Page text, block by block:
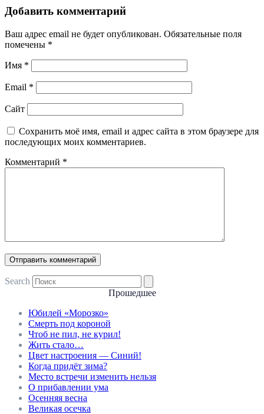
Добавить комментарий
Ваш адрес email не будет опубликован. Обязательные поля
помечены *
Имя *
Email *
Сайт
Сохранить моё имя, email и адрес сайта в этом браузере для
последующих моих комментариев.
Комментарий *
Search
Прошедшее
Юбилей «Морозко»
Смерть под короной
Чтоб не пил, не курил!
Жить стало…
Цвет настроения — Синий!
Когда придёт зима?
Место встречи изменить нельзя
О прибавлении ума
Осенняя весна
Великая осечка